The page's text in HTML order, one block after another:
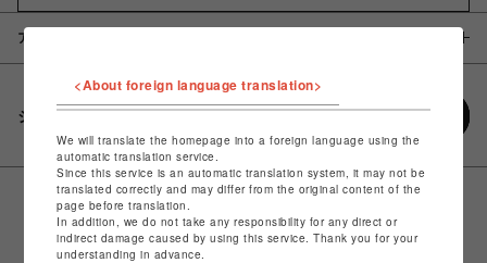
アイテム説明 / 素材
シェアする
<About foreign language translation>
We will translate the homepage into a foreign language using the
automatic translation service.
Since this service is an automatic translation system, it may not be
translated correctly and may differ from the original content of the
page before translation.
In addition, we do not take any responsibility for any direct or
indirect damage caused by using this service. Thank you for your
understanding in advance.